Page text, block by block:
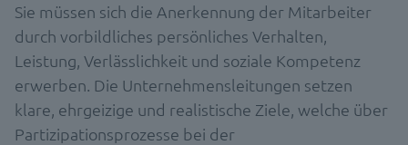
Sie müssen sich die Anerkennung der Mitarbeiter
durch vorbildliches persönliches Verhalten,
Leistung, Verlässlichkeit und soziale Kompetenz
erwerben. Die Unternehmensleitungen setzen
klare, ehrgeizige und realistische Ziele, welche über
Partizipationsprozesse bei der